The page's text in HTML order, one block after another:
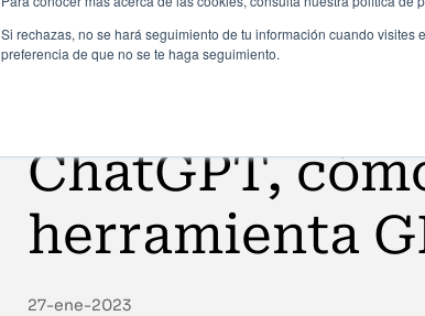
Si rechazas, no se hará seguimiento de tu información cuando
preferencia de que no se te haga seguimiento.
ChatGPT,
herramienta
27-ene-2023